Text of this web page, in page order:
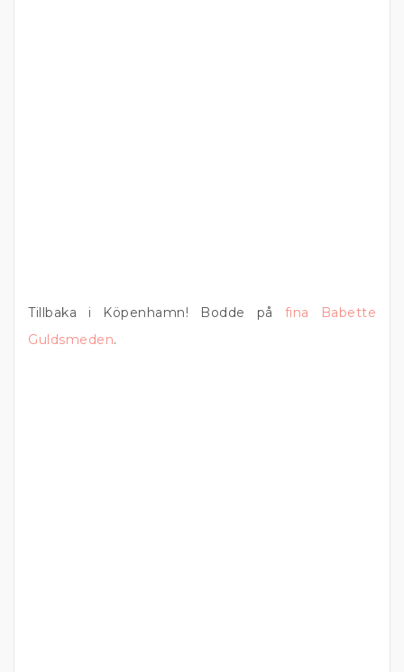
Tillbaka i Köpenhamn! Bodde på fina Babette
Guldsmeden.